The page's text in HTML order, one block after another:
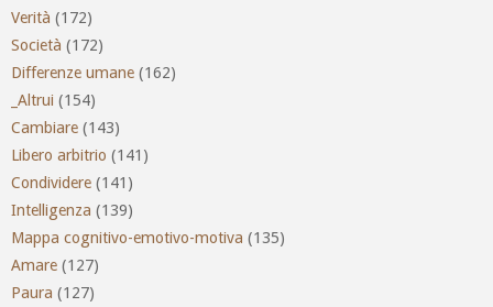
Verità (172)
Società (172)
Differenze umane (162)
_Altrui (154)
Cambiare (143)
Libero arbitrio (141)
Condividere (141)
Intelligenza (139)
Mappa cognitivo-emotivo-motiva (135)
Amare (127)
Paura (127)